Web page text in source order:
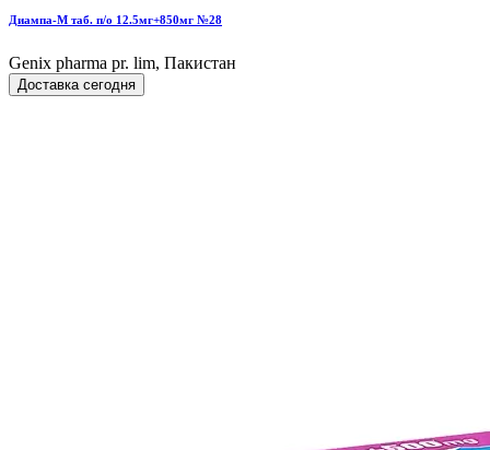
Диампа-М таб. п/о 12.5мг+850мг №28
Genix pharma pr. lim, Пакистан
Доставка сегодня